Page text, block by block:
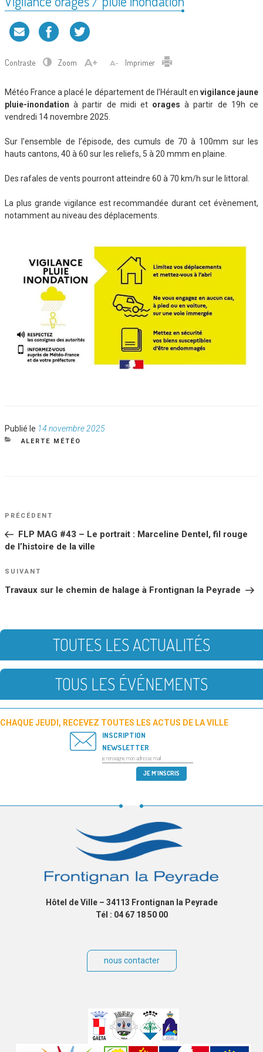
Contraste Zoom Imprimer
Météo France a placé le département de l’Hérault en vigilance jaune
pluie-inondation à partir de midi et orages à partir de 19h ce
vendredi 14 novembre 2025.
Sur l’ensemble de l’épisode, des cumuls de 70 à 100mm sur les
hauts cantons, 40 à 60 sur les reliefs, 5 à 20 mmm en plaine.
Des rafales de vents pourront atteindre 60 à 70 km/h sur le littoral.
La plus grande vigilance est recommandée durant cet évènement,
notamment au niveau des déplacements.
Publié le Publié
le
14 novembre 2025
CATÉGORIES
ALERTE MÉTÉO
NAVIGATION
DE
L’ARTICLE
Article
PRÉCÉDENT
FLP MAG #43 – Le portrait : Marceline Dentel, fil rouge
de l’histoire de la ville
Article
SUIVANT
Travaux sur le chemin de halage à Frontignan la Peyrade
TOUTES LES ACTUALITÉS
TOUS LES ÉVÉNEMENTS
CHAQUE JEUDI, RECEVEZ TOUTES LES ACTUS DE LA VILLE
INSCRIPTION
NEWSLETTER
Hôtel de Ville – 34113 Frontignan la Peyrade
Tél : 04 67 18 50 00
nous contacter